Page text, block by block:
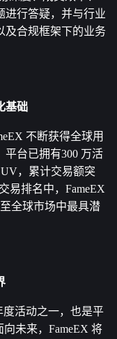
进行答疑，并与行业
及合规框架下的业务
基础
不断获得全球用
平台已拥有300 万活
，累计交易额突
易排名中，FameEX
全球市场中最具潜
度活动之一，也是平
未来，FameEX 将